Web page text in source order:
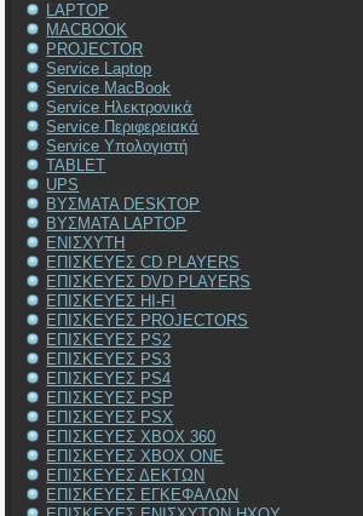
LAPTOP
MACBOOK
PROJECTOR
Service Laptop
Service MacBook
Service Ηλεκτρονικά
Service Περιφερειακά
Service Υπολογιστή
TABLET
UPS
ΒΥΣΜΑΤΑ DESKTOP
ΒΥΣΜΑΤΑ LAPTOP
ΕΝΙΣΧΥΤΗ
ΕΠΙΣΚΕΥΕΣ CD PLAYERS
ΕΠΙΣΚΕΥΕΣ DVD PLAYERS
ΕΠΙΣΚΕΥΕΣ HI-FI
ΕΠΙΣΚΕΥΕΣ PROJECTORS
ΕΠΙΣΚΕΥΕΣ PS2
ΕΠΙΣΚΕΥΕΣ PS3
ΕΠΙΣΚΕΥΕΣ PS4
ΕΠΙΣΚΕΥΕΣ PSP
ΕΠΙΣΚΕΥΕΣ PSX
ΕΠΙΣΚΕΥΕΣ XBOX 360
ΕΠΙΣΚΕΥΕΣ XBOX ONE
ΕΠΙΣΚΕΥΕΣ ΔΕΚΤΩΝ
ΕΠΙΣΚΕΥΕΣ ΕΓΚΕΦΑΛΩΝ